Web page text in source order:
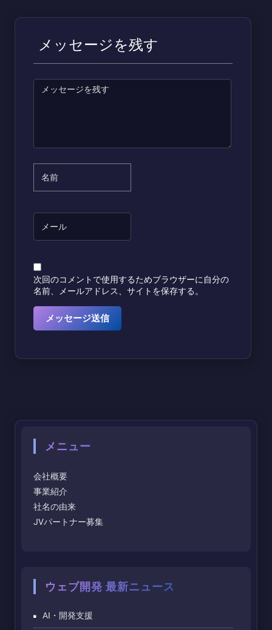
メッセージを残す
次回のコメントで使用するためブラウザーに自分の
名前、メールアドレス、サイトを保存する。
メニュー
会社概要
事業紹介
社名の由来
JVパートナー募集
ウェブ開発 最新ニュース
AI・開発支援